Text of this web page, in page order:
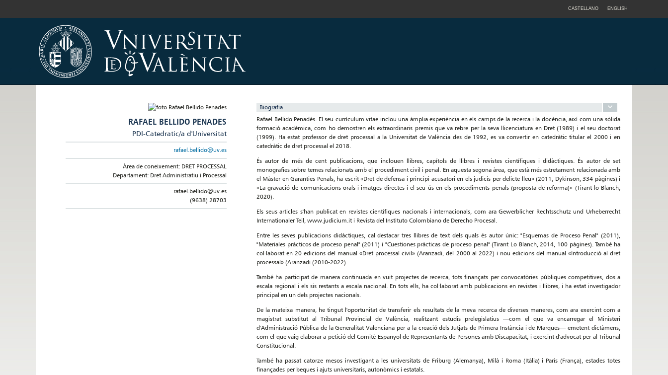
CASTELLANO ENGLISH
RAFAEL BELLIDO PENADES
PDI-Catedratic/a d'Universitat
rafael.bellido@uv.es
Àrea de coneixement: DRET PROCESSAL
Departament: Dret Administratiu i Processal
rafael.bellido@uv.es
(9638) 28703
Biografia
Rafael Bellido Penadés. El seu currículum vitae inclou una àmplia experiència en els camps de la recerca i la docència, així com una sòlida
formació acadèmica, com ho demostren els extraordinaris premis que va rebre per la seva llicenciatura en Dret (1989) i el seu doctorat
(1999). Ha estat professor de dret processal a la Universitat de València des de 1992, es va convertir en catedràtic titular el 2000 i en
catedràtic de dret processal el 2018.
És autor de més de cent publicacions, que inclouen llibres, capítols de llibres i revistes científiques i didàctiques. És autor de set
monografies sobre temes relacionats amb el procediment civil i penal. En aquesta segona àrea, que està més estretament relacionada amb
el Màster en Garanties Penals, ha escrit «Dret de defensa i principi acusatori en els judicis per delicte lleu» (2011, Dykinson, 334 pàgines) i
«La gravació de comunicacions orals i imatges directes i el seu ús en els procediments penals (proposta de reforma)» (Tirant lo Blanch,
2020).
Els seus articles s'han publicat en revistes científiques nacionals i internacionals, com ara Gewerblicher Rechtsschutz und Urheberrecht
Internationaler Teil, www.judicium.it i Revista del Instituto Colombiano de Derecho Procesal.
Entre les seves publicacions didàctiques, cal destacar tres llibres de text dels quals és autor únic: "Esquemas de Proceso Penal" (2011),
"Materiales prácticos de proceso penal" (2011) i "Cuestiones prácticas de proceso penal" (Tirant Lo Blanch, 2014, 100 pàgines). També ha
col·laborat en 20 edicions del manual «Dret processal civil» (Aranzadi, del 2000 al 2022) i nou edicions del manual «Introducció al dret
processal» (Aranzadi (2010-2022).
També ha participat de manera continuada en vuit projectes de recerca, tots finançats per convocatòries públiques competitives, dos a
escala regional i els sis restants a escala nacional. En tots ells, ha col·laborat amb publicacions en revistes i llibres, i ha estat investigador
principal en un dels projectes nacionals.
De la mateixa manera, he tingut l'oportunitat de transferir els resultats de la meva recerca de diverses maneres, com ara exercint com a
magistrat substitut al Tribunal Provincial de València, realitzant estudis prelegislatius —com el que va encarregar el Ministeri
d'Administració Pública de la Generalitat Valenciana per a la creació dels Jutjats de Primera Instància i de Marques— emetent dictàmens,
com el que vaig elaborar a petició del Comitè Espanyol de Representants de Persones amb Discapacitat, i exercint d'advocat per al Tribunal
Constitucional.
També ha passat catorze mesos investigant a les universitats de Friburg (Alemanya), Milà i Roma (Itàlia) i París (França), estades totes
finançades per beques i ajuts universitaris, autonòmics i estatals.